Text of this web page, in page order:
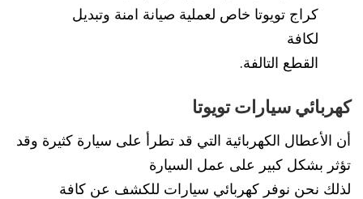
كراج تويوتا خاص لعملية صيانة امنة وتبديل
لكافة
القطع التالفة.
كهربائي سيارات تويوتا
أن الأعطال الكهربائية التي قد تطرأ على سيارة كثيرة وقد
تؤثر بشكل كبير على عمل السيارة
لذلك نحن نوفر كهربائي سيارات للكشف عن كافة